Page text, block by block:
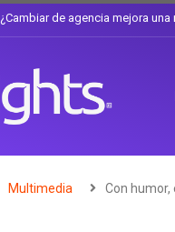
Gabriela Herrera y el arte de
Multimedia Con humor,